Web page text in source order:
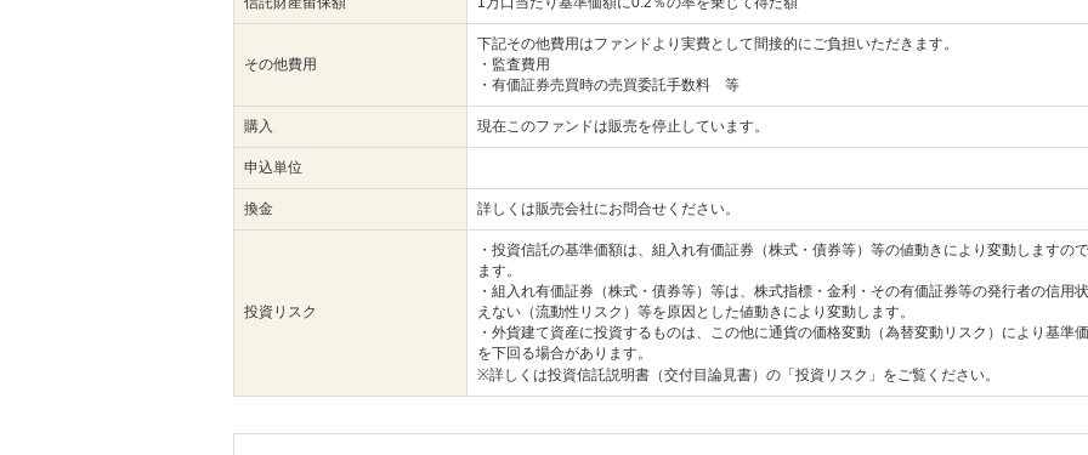
その他費用
下記その他費用はファンドより実費として間接的にご負担いただきます。
・監査費用
・有価証券売買時の売買委託手数料 等
購入 現在このファンドは販売を停止しています。
申込単位
換金 詳しくは販売会社にお問合せください。
投資リスク
・投資信託の基準価額は、組入れ有価証券（株式・債券等）等の値動きにより変動しますの
ます。
・組入れ有価証券（株式・債券等）等は、株式指標・金利・その有価証券等の発行者の信用
えない（流動性リスク）等を原因とした値動きにより変動します。
・外貨建て資産に投資するものは、この他に通貨の価格変動（為替変動リスク）により基準
を下回る場合があります。
※詳しくは投資信託説明書（交付目論見書）の「投資リスク」をご覧ください。